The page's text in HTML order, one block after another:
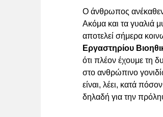
Ο άνθρωπος ανέκαθεν
Ακόμα και τα γυαλιά
αποτελεί σήμερα
Εργαστηρίου
ότι πλέον έχουμε τη
στο ανθρώπινο
είναι, λέει, κατά
δηλαδή για την